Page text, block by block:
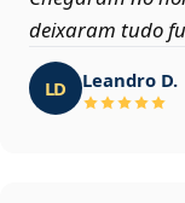
deixaram tudo
LD Leandro D.